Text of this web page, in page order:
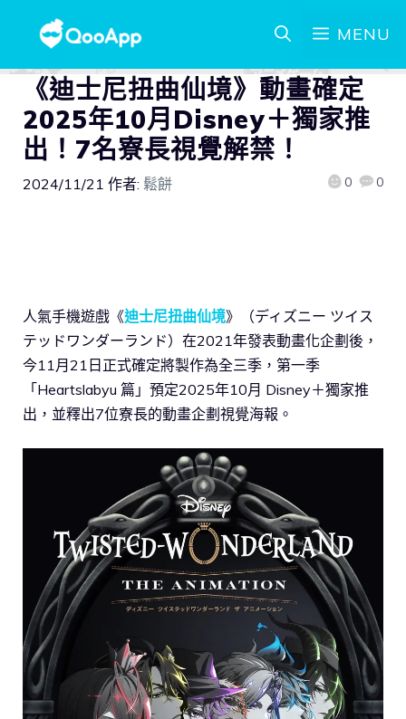
MENU
《迪士尼扭曲仙境》動畫確定
2025年10月Disney＋獨家推
出！7名寮長視覺解禁！
2024/11/21 作者: 鬆餅 0 0
人氣手機遊戲《迪士尼扭曲仙境》（ディズニー ツイス
テッドワンダーランド）在2021年發表動畫化企劃後，
今11月21日正式確定將製作為全三季，第一季
「Heartslabyu 篇」預定2025年10月 Disney＋獨家推
出，並釋出7位寮長的動畫企劃視覺海報。